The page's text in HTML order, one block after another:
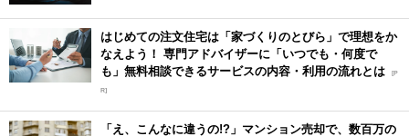
はじめての注文住宅は「家づくりのとびら」で理想をか
なえよう！ 専門アドバイザーに「いつでも・何度で
も」無料相談できるサービスの内容・利用の流れとは [P
R]
「え、こんなに違うの!?」マンション売却で、数百万の